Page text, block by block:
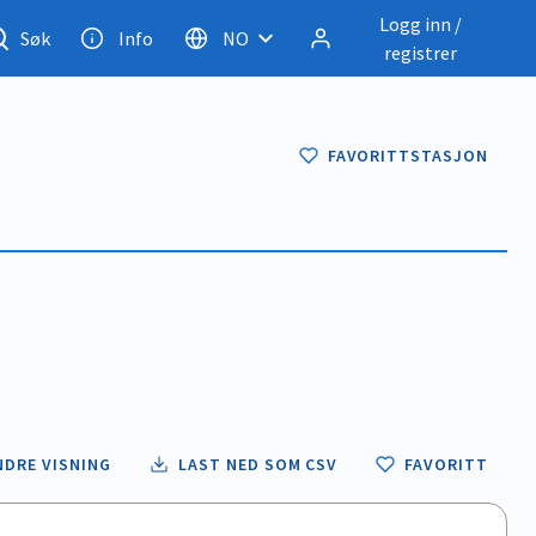
Søk Info NO
Logg inn /
registrer
FAVORITTSTASJON
VISNING LAST NED SOM CSV FAVORITT